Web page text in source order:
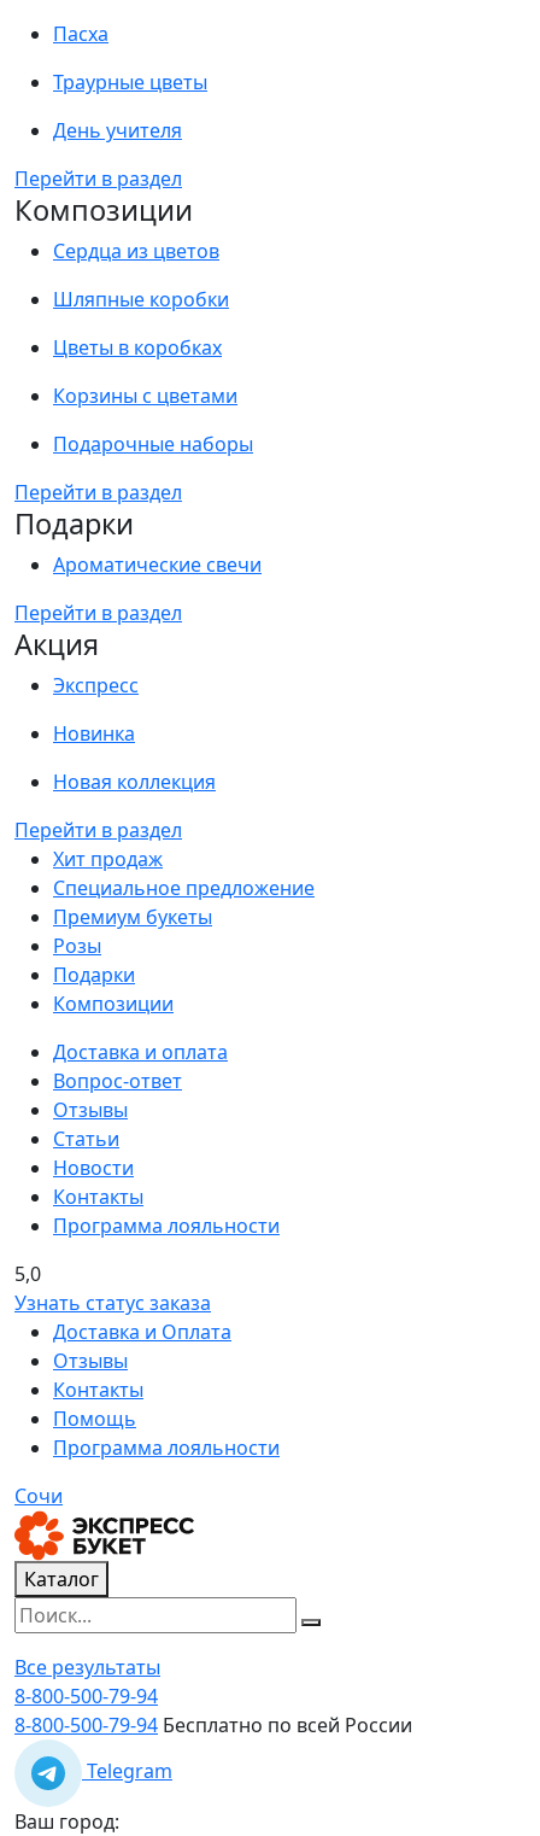
Пасха
Траурные цветы
День учителя
Перейти в раздел
Композиции
Сердца из цветов
Шляпные коробки
Цветы в коробках
Корзины с цветами
Подарочные наборы
Перейти в раздел
Подарки
Ароматические свечи
Перейти в раздел
Акция
Экспресс
Новинка
Новая коллекция
Перейти в раздел
Хит продаж
Специальное предложение
Премиум букеты
Розы
Подарки
Композиции
Доставка и оплата
Вопрос-ответ
Отзывы
Статьи
Новости
Контакты
Программа лояльности
5,0
Узнать статус заказа
Доставка и Оплата
Отзывы
Контакты
Помощь
Программа лояльности
Сочи
Каталог
Все результаты
8-800-500-79-94
8-800-500-79-94 Бесплатно по всей России
Telegram
Ваш город: